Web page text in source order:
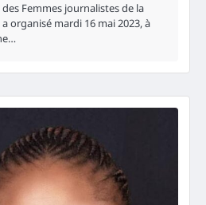
des Femmes journalistes de la
a organisé mardi 16 mai 2023, à